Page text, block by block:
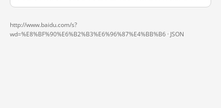
http://www.baidu.com/s?
wd=%E8%BF%90%E6%B2%B3%E6%96%87%E4%BB%B6 · JSON